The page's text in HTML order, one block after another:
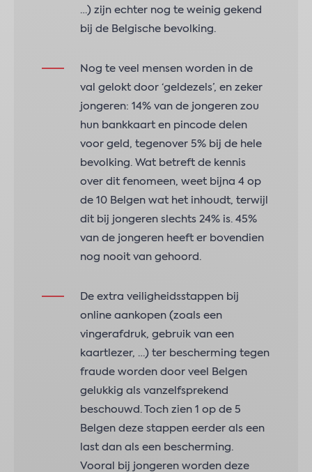
…) zijn echter nog te weinig gekend
bij de Belgische bevolking.
Nog te veel mensen worden in de
val gelokt door ‘geldezels’, en zeker
jongeren: 14% van de jongeren zou
hun bankkaart en pincode delen
voor geld, tegenover 5% bij de hele
bevolking. Wat betreft de kennis
over dit fenomeen, weet bijna 4 op
de 10 Belgen wat het inhoudt, terwijl
dit bij jongeren slechts 24% is. 45%
van de jongeren heeft er bovendien
nog nooit van gehoord.
De extra veiligheidsstappen bij
online aankopen (zoals een
vingerafdruk, gebruik van een
kaartlezer, …) ter bescherming tegen
fraude worden door veel Belgen
gelukkig als vanzelfsprekend
beschouwd. Toch zien 1 op de 5
Belgen deze stappen eerder als een
last dan als een bescherming.
Vooral bij jongeren worden deze